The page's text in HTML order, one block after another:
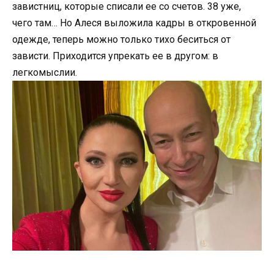
завистниц, которые списали ее со счетов. 38 уже,
чего там… Но Алеся выложила кадры в откровенной
одежде, теперь можно только тихо беситься от
зависти. Приходится упрекать ее в другом: в
легкомыслии.